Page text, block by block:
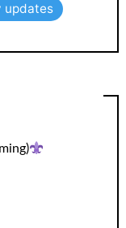
updates